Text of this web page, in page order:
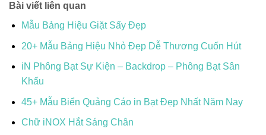
Bài viết liên quan
Mẫu Bảng Hiệu Giặt Sấy Đẹp
20+ Mẫu Bảng Hiệu Nhỏ Đẹp Dễ Thương Cuốn Hút
iN Phông Bạt Sự Kiện – Backdrop – Phông Bạt Sân
Khấu
45+ Mẫu Biển Quảng Cáo in Bạt Đẹp Nhất Năm Nay
Chữ iNOX Hắt Sáng Chân